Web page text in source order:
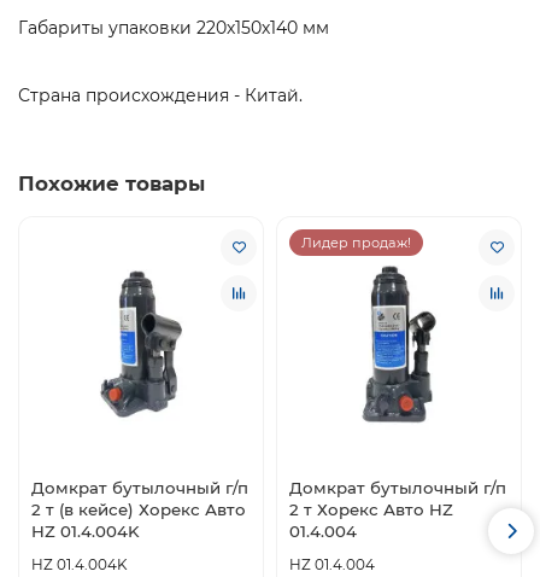
Габариты упаковки 220х150х140 мм
Страна происхождения - Китай.
Похожие товары
Домкрат бутылочный г/п
2 т (в кейсе) Хорекс Авто
HZ 01.4.004K
HZ 01.4.004K
Лидер продаж!
Домкрат бутылочный г/п
2 т Хорекс Авто HZ
01.4.004
HZ 01.4.004